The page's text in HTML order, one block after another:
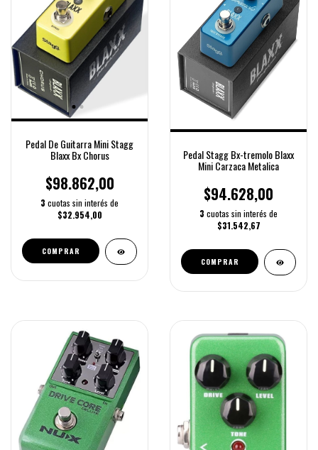
Pedal De Guitarra Mini Stagg
Blaxx Bx Chorus
$98.862,00
3 cuotas sin interés de
$32.954,00
COMPRAR
Pedal Stagg Bx-tremolo Blaxx
Mini Carzaca Metalica
$94.628,00
3 cuotas sin interés de
$31.542,67
COMPRAR